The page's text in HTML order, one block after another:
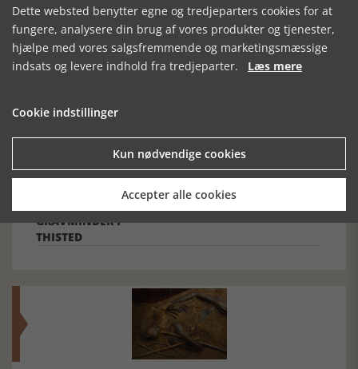
LIVETS SPEJL -
ASMINDERØD,
HUMLEBÆK
DET SIDSTE
GRAVMINDER I
THISTED
Dette websted benytter egne og tredjeparters cookies for at
fungere, analysere din brug af vores produkter og tjenester,
hjælpe med vores salgsfremmende og marketingsmæssige
indsats og levere indhold fra tredjeparter. Læs mere
Cookie indstillinger
Kun nødvendige cookies
Accepter alle cookies